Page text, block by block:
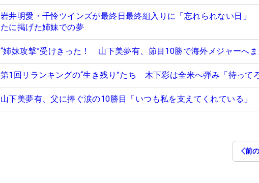
岩井明愛・千怜ツインズが最終日最終組入りに「忘れられない日
たに掲げた姉妹での夢
“姉妹攻撃”受けきった！ 山下美夢有、節目10勝で海外メジャーへ
第1回リランキングの“生き残り”たち 木下彩は全米へ弾み「待って
山下美夢有、父に捧ぐ涙の10勝目「いつも私を支えてくれている」
前